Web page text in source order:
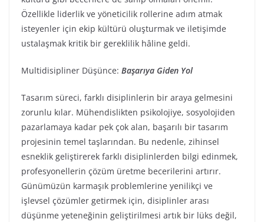
Özellikle liderlik ve yöneticilik rollerine adım atmak
isteyenler için ekip kültürü oluşturmak ve iletişimde
ustalaşmak kritik bir gereklilik hâline geldi.
Multidisipliner Düşünce: Başarıya Giden Yol
Tasarım süreci, farklı disiplinlerin bir araya gelmesini
zorunlu kılar. Mühendislikten psikolojiye, sosyolojiden
pazarlamaya kadar pek çok alan, başarılı bir tasarım
projesinin temel taşlarından. Bu nedenle, zihinsel
esneklik geliştirerek farklı disiplinlerden bilgi edinmek,
profesyonellerin çözüm üretme becerilerini artırır.
Günümüzün karmaşık problemlerine yenilikçi ve
işlevsel çözümler getirmek için, disiplinler arası
düşünme yeteneğinin geliştirilmesi artık bir lüks değil,